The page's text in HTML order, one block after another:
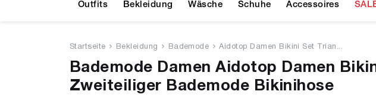
Outfits Bekleidung Wäsche Schuhe Accessoires
Startseite Bekleidung Bademode Aidotop Damen Bikini Set Trian...
Bademode Damen Aidotop Damen
Zweiteiliger Bademode Bikinihose